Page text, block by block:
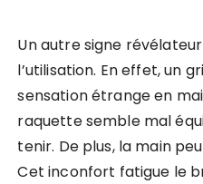
Un autre signe
l’utilisation. En effet, un
sensation étrange en
raquette semble mal
tenir. De plus, la main
Cet inconfort fatigue le